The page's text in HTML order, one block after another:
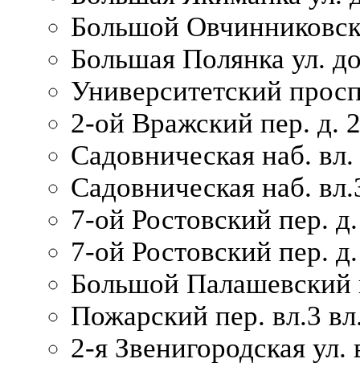
Большой
Большая Полянка ул.
Университетский
2-ой Вражский пер. д. 2
Садовническая наб.
Садовническая наб.
7-ой Ростовский пер.
7-ой Ростовский пер.
Большой Палашевский
Пожарский пер. вл.3
2-я Звенигородская ул.